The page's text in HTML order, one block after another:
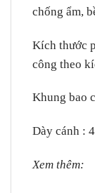
chống ẩm,
Kích thước
công theo
Khung bao
Dày cánh :
Xem thêm: